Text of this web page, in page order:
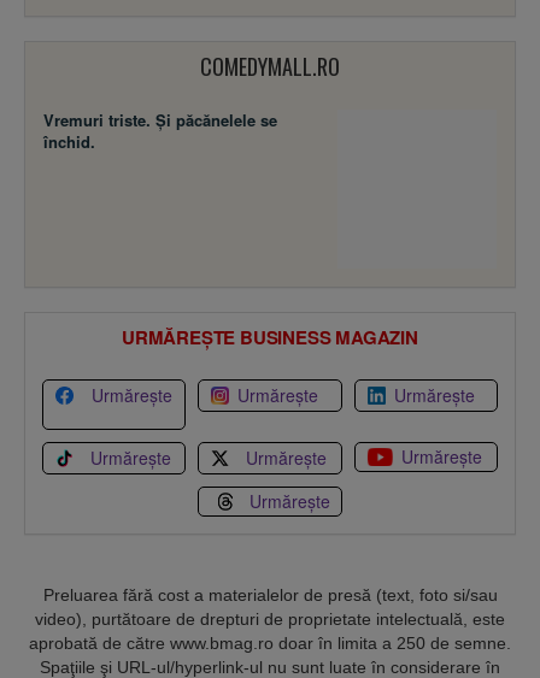
COMEDYMALL.RO
Vremuri triste. Şi păcănelele se
închid.
URMĂREȘTE BUSINESS MAGAZIN
Urmărește Urmărește Urmărește
Urmărește Urmărește
Urmărește
Urmărește
Preluarea fără cost a materialelor de presă (text, foto si/sau
video), purtătoare de drepturi de proprietate intelectuală, este
aprobată de către www.bmag.ro doar în limita a 250 de semne.
Spaţiile şi URL-ul/hyperlink-ul nu sunt luate în considerare în